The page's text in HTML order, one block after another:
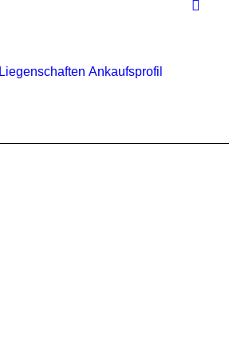
Liegenschaften Ankaufsprofil